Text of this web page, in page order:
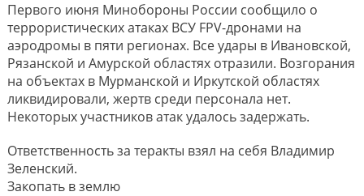
Первого июня Минобороны России сообщило о
террористических атаках ВСУ FPV-дронами на
аэродромы в пяти регионах. Все удары в Ивановской,
Рязанской и Амурской областях отразили. Возгорания
на объектах в Мурманской и Иркутской областях
ликвидировали, жертв среди персонала нет.
Некоторых участников атак удалось задержать.
Ответственность за теракты взял на себя Владимир
Зеленский.
Закопать в землю